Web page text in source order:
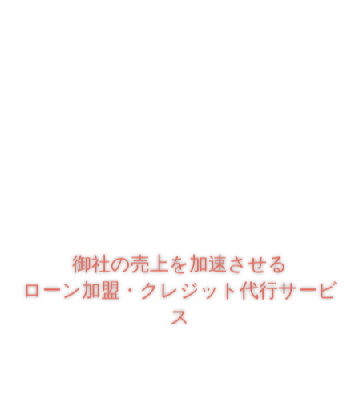
御社の売上を加速させる
ローン加盟・クレジット代行サービ
ス